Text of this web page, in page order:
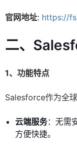
官网地址: https://
二、
1、功能特点
Salesforce作为全
云端服务：无需
方便快捷。